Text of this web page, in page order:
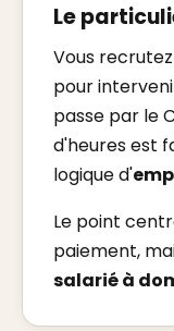
Le
Vous
pour
passe par le
d'heures est
logique d'
Le point
paiement,
salarié à